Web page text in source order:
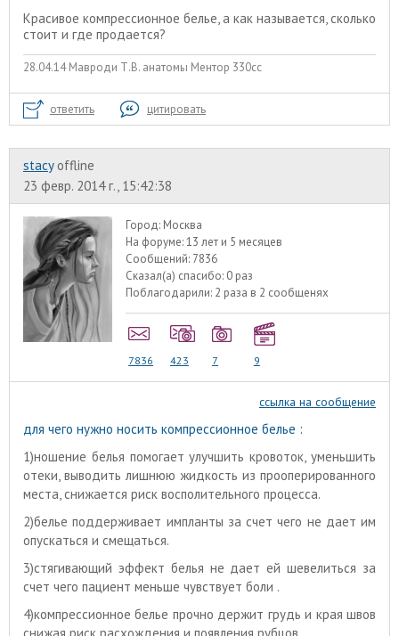
Красивое компрессионное белье, а как называется, сколько
стоит и где продается?
28.04.14 Мавроди Т.В. анатомы Ментор 330сс
ответить цитировать
stacy offline
23 февр. 2014 г., 15:42:38
Город: Москва
На форуме:13 лет и 5 месяцев
Сообщений: 7836
Сказал(а) спасибо: 0 раз
Поблагодарили: 2 раза в 2 сообщенях
7836 423 7 9
ссылка на сообщение
для чего нужно носить компрессионное белье :
1)ношение белья помогает улучшить кровоток, уменьшить
отеки, выводить лишнюю жидкость из прооперированного
места, снижается риск восполительного процесса.
2)белье поддерживает импланты за счет чего не дает им
опускаться и смещаться.
3)стягивающий эффект белья не дает ей шевелиться за
счет чего пациент меньше чувствует боли .
4)компрессионное белье прочно держит грудь и края швов